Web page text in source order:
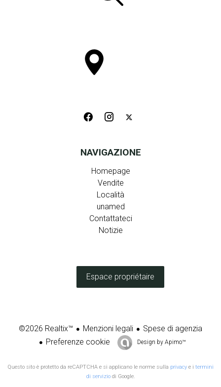
NAVIGAZIONE
Homepage
Vendite
Località
unamed
Contattateci
Notizie
Espace propriétaire
©2026 Realtix™ Menzioni legali
Spese di agenzia
Preferenze cookie
Design by Apimo™
Questo sito è protetto da reCAPTCHA e si applicano le norme sulla privacy e i termini
di serviziodi Google.